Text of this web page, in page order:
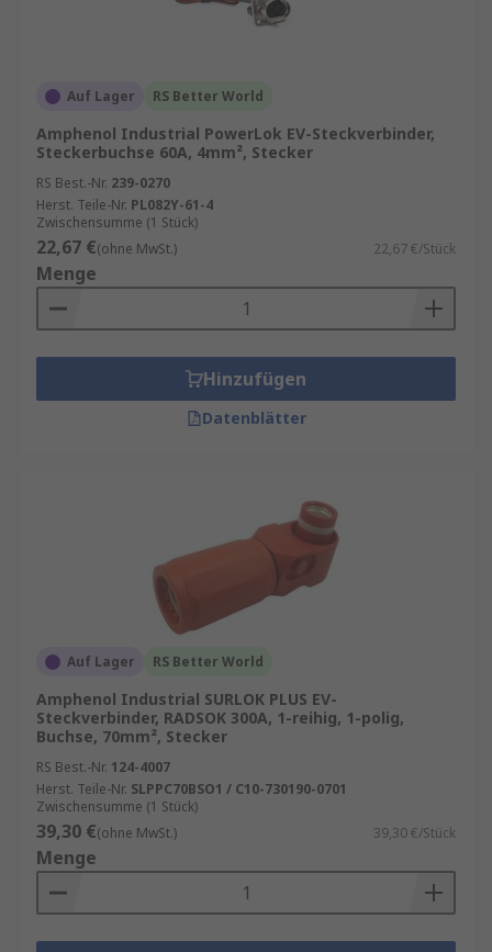
Auf Lager RS Better World
Amphenol Industrial PowerLok EV-Steckverbinder,
Steckerbuchse 60A, 4mm², Stecker
RS Best.-Nr. 239-0270
Herst. Teile-Nr. PL082Y-61-4
Zwischensumme (1 Stück)
22,67 €(ohne MwSt.) 22,67 €/Stück
Menge
Hinzufügen
Datenblätter
Auf Lager RS Better World
Amphenol Industrial SURLOK PLUS EV-
Steckverbinder, RADSOK 300A, 1-reihig, 1-polig,
Buchse, 70mm², Stecker
RS Best.-Nr. 124-4007
Herst. Teile-Nr. SLPPC70BSO1 / C10-730190-0701
Zwischensumme (1 Stück)
39,30 €(ohne MwSt.) 39,30 €/Stück
Menge